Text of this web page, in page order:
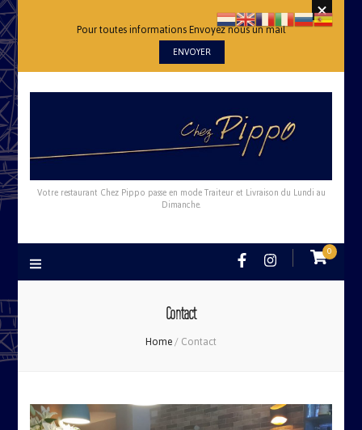
Pour toutes informations Envoyez nous un mail
ENVOYER
Votre restaurant Chez Pippo passe en mode Traiteur et Livraison du Lundi au
Dimanche.
0
Contact
Home/Contact